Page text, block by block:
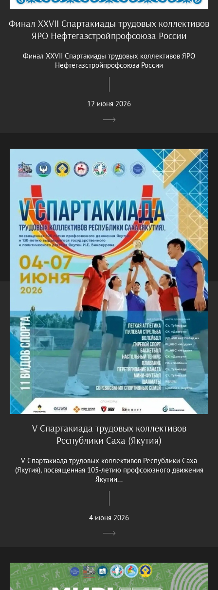
Финал XXVII Спартакиады трудовых коллективов
ЯРО Нефтегазстройпрофсоюза России
Финал XXVII Спартакиады трудовых коллективов ЯРО
Нефтегазстройпрофсоюза России
12 июня 2026
V Спартакиада трудовых коллективов
Республики Саха (Якутия)
V Спартакиада трудовых коллективов Республики Саха
(Якутия), посвященная 105-летию профсоюзного движения
Якутии...
4 июня 2026